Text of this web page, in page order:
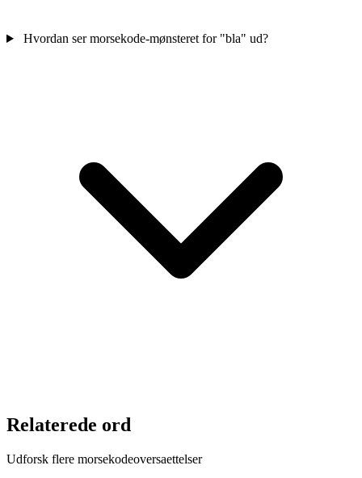
Hvordan ser morsekode-mønsteret for "bla" ud?
Relaterede ord
Udforsk flere morsekodeoversaettelser